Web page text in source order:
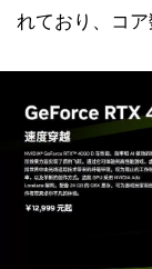
れており、コア